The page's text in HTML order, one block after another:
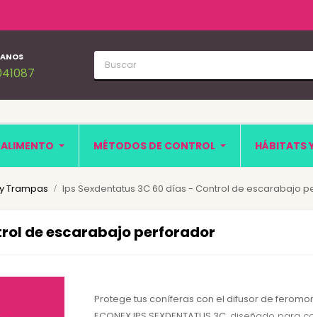
MÉTODOS DE CONTROL HÁBITATS
Trampas Ips Sexdentatus 3C 60 días - Control de escarabajo
de escarabajo perforador
Protege tus coníferas con el difusor de